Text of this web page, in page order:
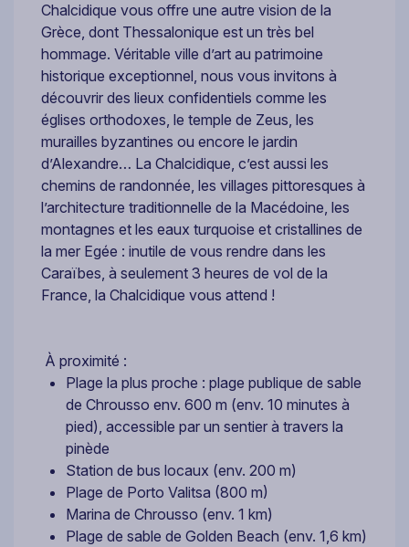
Chalcidique vous offre une autre vision de la
Grèce, dont Thessalonique est un très bel
hommage. Véritable ville d’art au patrimoine
historique exceptionnel, nous vous invitons à
découvrir des lieux confidentiels comme les
églises orthodoxes, le temple de Zeus, les
murailles byzantines ou encore le jardin
d’Alexandre… La Chalcidique, c’est aussi les
chemins de randonnée, les villages pittoresques à
l’architecture traditionnelle de la Macédoine, les
montagnes et les eaux turquoise et cristallines de
la mer Egée : inutile de vous rendre dans les
Caraïbes, à seulement 3 heures de vol de la
France, la Chalcidique vous attend !
À proximité :
Plage la plus proche : plage publique de sable
de Chrousso env. 600 m (env. 10 minutes à
pied), accessible par un sentier à travers la
pinède
Station de bus locaux (env. 200 m)
Plage de Porto Valitsa (800 m)
Marina de Chrousso (env. 1 km)
Plage de sable de Golden Beach (env. 1,6 km)